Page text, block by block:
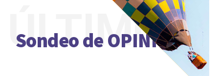
Sondeo de OPINIÓN
ÚLTIMO